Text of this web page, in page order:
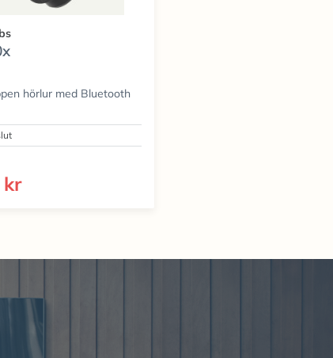
hörlur med Bluetooth
kr